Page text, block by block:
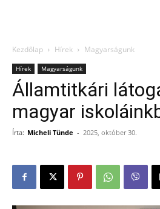
Kezdőlap Hírek Magyarságunk
Hírek Magyarságunk
Államtitkári
magyar
Írta: Micheli Tünde - 2025, október 30.